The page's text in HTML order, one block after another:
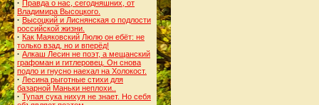
· Правда о нас, сегодняшних, от
Владимира Высоцкого.
· Высоцкий и Лиснянская о подлости
российской жизни.
· Как Маяковский Люлю он ебёт: не
только взад, но и вперёд!
· Алкаш Лесин не поэт, а мещанский
графоман и гитлеровец. Он снова
подло и гнусно наехал на Холокост.
· Лесина рыготные стихи для
базарной Маньки неплохи..
· Тупая сука нихуя не знает. Но себя